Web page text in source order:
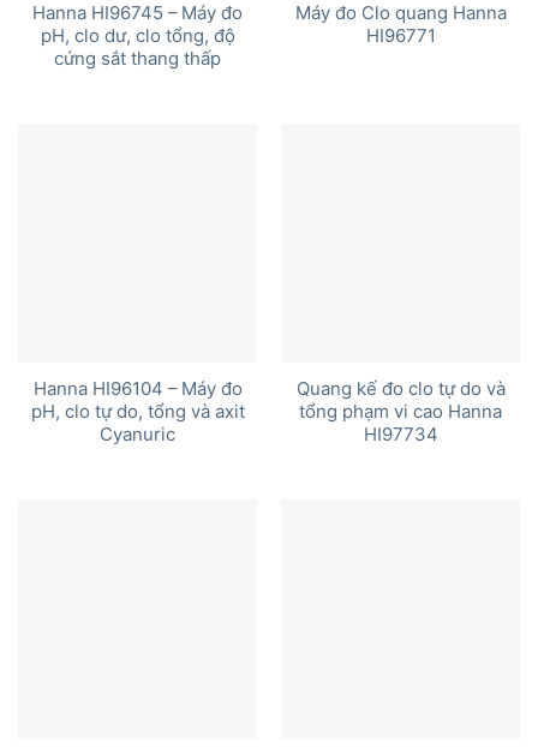
Hanna HI96745 – Máy đo
pH, clo dư, clo tổng, độ
cứng sắt thang thấp
Máy đo Clo quang Hanna
HI96771
Hanna HI96104 – Máy đo
pH, clo tự do, tổng và axit
Cyanuric
Quang kế đo clo tự do và
tổng phạm vi cao Hanna
HI97734